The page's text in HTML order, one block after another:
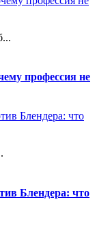
профессия не
Блендера: что